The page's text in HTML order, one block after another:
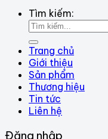
Tìm kiếm:
Trang chủ
Giới thiệu
Sản phẩm
Thương hiệu
Tin tức
Liên hệ
Đăng nhập